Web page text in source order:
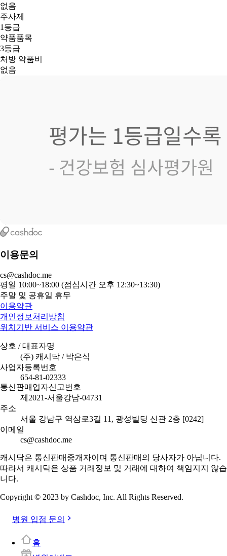
없음
주사제
1등급
약품품목
3등급
처방 약품비
없음
이용문의
cs@cashdoc.me
평일 10:00~18:00 (점심시간 오후 12:30~13:30)
주말 및 공휴일 휴무
이용약관
개인정보처리방침
위치기반 서비스 이용약관
상호 / 대표자명
(주) 캐시닥 / 박은식
사업자등록번호
654-81-02333
통신판매업자신고번호
제2021-서울강남-04731
주소
서울 강남구 역삼로3길 11, 광성빌딩 신관 2층 [0242]
이메일
cs@cashdoc.me
캐시닥은 통신판매중개자이며 통신판매의 당사자가 아닙니다.
따라서 캐시닥은 상품 거래정보 및 거래에 대하여 책임지지 않습
니다.
Copyright © 2023 by Cashdoc, Inc. All Rights Reserved.
병원 입점 문의
홈